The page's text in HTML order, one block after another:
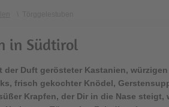
in Südtirol
der Duft gerösteter Kastanien, würzigen
frisch gekochter Knödel,
Krapfen, der Dir in die Nase steigt,